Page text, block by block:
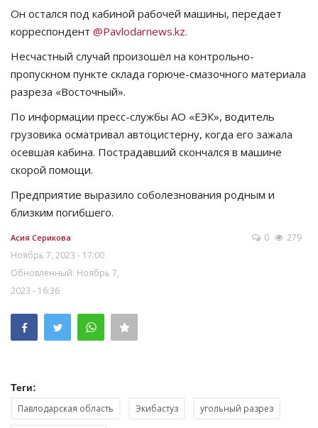
Курултай
Язык
Он остался под кабиной рабочей машины, передает
корреспондент @Pavlodarnews.kz.
Несчастный случай произошёл на контрольно-
пропускном пункте склада горюче-смазочного материала
разреза «Восточный».
По информации пресс-службы АО «ЕЭК», водитель
грузовика осматривал автоцистерну, когда его зажала
осевшая кабина. Пострадавший скончался в машине
скорой помощи.
Предприятие выразило соболезнования родным и
близким погибшего.
Асия Серикова
Ноябрь 7, 2023 - 17:00
Обновленный: Ноябрь 7,
2023 - 16:36
0 279
Теги:
Павлодарская область Экибастуз угольный разрез